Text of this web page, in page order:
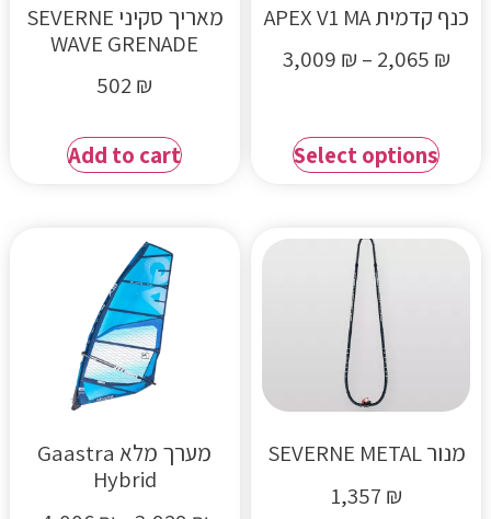
כנף קדמית APEX V1 MA
2,065 ₪
–
3,009 ₪
Select options
מאריך סקיני SEVERNE
WAVE GRENADE
502 ₪
Add to cart
מנור SEVERNE METAL
1,357 ₪
מערך מלא Gaastra
Hybrid